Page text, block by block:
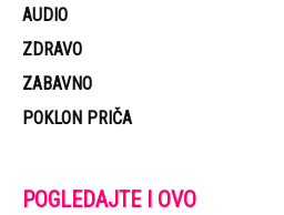
AUDIO
ZDRAVO
ZABAVNO
POKLON PRIČA
POGLEDAJTE I OVO